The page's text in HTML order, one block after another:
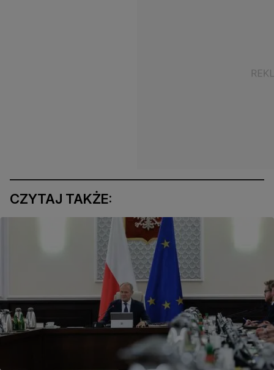
CZYTAJ TAKŻE: